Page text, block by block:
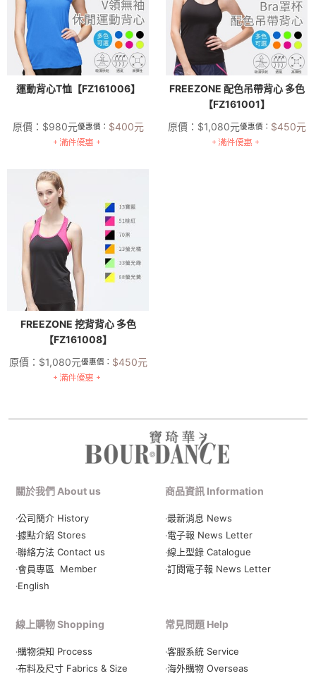
運動背心T恤【FZ161006】
原價： $980元優惠價： $400元
FREEZONE 配色吊帶背心 多色
【FZ161001】
原價： $1,080元優惠價： $450元
FREEZONE 挖背背心 多色
【FZ161008】
原價： $1,080元優惠價： $450元
關於我們 About us
‧公司簡介 History
‧據點介紹 Stores
‧聯絡方法 Contact us
‧會員專區 Member
‧English
商品資訊 Information
‧最新消息 News
‧電子報 News Letter
‧線上型錄 Catalogue
‧訂閱電子報 News Letter
線上購物 Shopping
‧購物須知 Process
‧布料及尺寸 Fabrics & Size
常見問題 Help
‧客服系統 Service
‧海外購物 Overseas